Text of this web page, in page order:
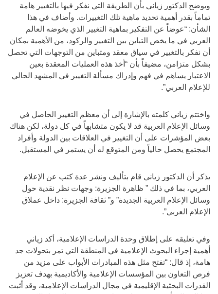
ويوضح الدكتور زياني بأن الطريقة التي نفكر فيها بالتغيير هامة
تماماً بقدر أهمية تحديد ماهية تلك التغييرات. وأضاف في هذا
الشأن: “عوضاً عن التفكير بماهية التغيير الذي يخوضه العالم
العربي في ما يخص التباين بين التغيير والركود، من الأهمية بمكان
أن نفكر بالتغيير في سياق معقد ومتباين من التوجهات التي تحصل
بشكل متزامن، مضيفاً بأن “أخذ هذه العمليات المعقدة بعين
الاعتبار يساهم في فهم وإدراك مسألة التغيير في المشهد الحالي
للإعلام العربي”.
واختتم زياني كلمته بالإشارة إلى أن معظم التغيير الحاصل في
وسائل الإعلام العربية قد لا يكون متشابهاً في كل دولة، لكن هناك
بعض المؤشرات على أن التغيير في العلاقات بين الدولة وأفراد
المجتمع يحصل حالياً ومن المتوقع له أن يستمر في المستقبل.
يذكر أن الدكتور زياني قام بتأليف ونشر عدة كتب عن الإعلام
العربي، بما في ذلك ” ظاهرة الجزيرة: وجهات نظر نقدية حول
وسائل الإعلام العربية الجديدة” و” ثقافة الجزيرة: داخل عملاق
الإعلام العربي”.
وفي تعليقه على إطلاق وحدة الدراسات الإعلامية، أكد زياني
أهمية إجراء البحوث الإعلامية في المنطقة التي تمر بتحولات جد
هامة، إذ قال: “تفتح مثل هذه المبادرات الأبواب على مزيد من
فرص التعاون بين المؤسسات الإعلامية والأكاديمية بهدف تعزيز
القدرات البحثية الإقليمية في مجال الدراسات الإعلامية، وقد أثبت